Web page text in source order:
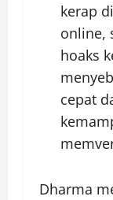
kerap
online,
hoaks
cepat
Dharma